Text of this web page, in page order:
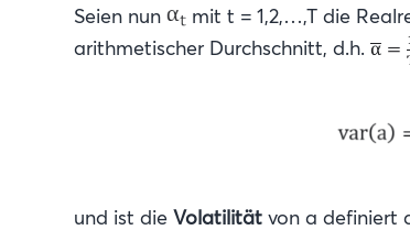
Seien nun
mit t = 1,2,…,T die
arithmetischer Durchschnitt, d.h.
und ist die Volatilität von a definiert